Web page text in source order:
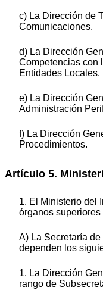
c) La Dirección de
Comunicaciones.
d) La Dirección
Competencias con
Entidades Locales.
e) La Dirección
Administración
f) La Dirección
Procedimientos.
Artículo 5.
1. El Ministerio del
órganos superiores
A) La Secretaría
dependen los
1. La Dirección
rango de